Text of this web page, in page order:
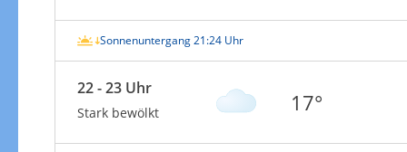
Sonnenuntergang 21:24 Uhr
22 - 23 Uhr
Stark bewölkt 17°